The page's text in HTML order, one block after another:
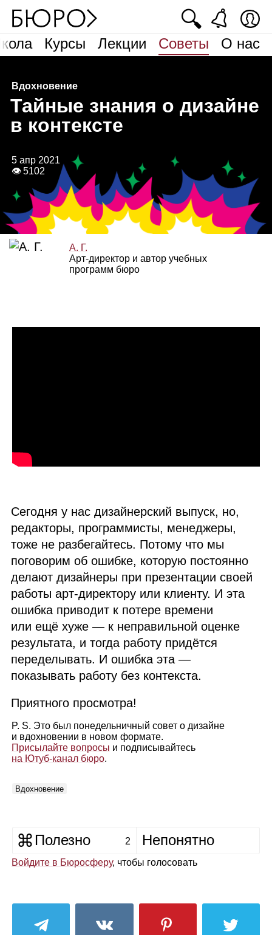
Курсы Лекции Советы О нас
🔍
Вдохновение
Тайные знания о дизайне
в контексте
5 апр 2021
👁 5102
А. Г.
Арт‑директор и автор учебных
программ бюро
Сегодня у нас дизайнерский выпуск, но,
редакторы, программисты, менеджеры,
тоже не разбегайтесь. Потому что мы
поговорим об ошибке, которую постоянно
делают дизайнеры при презентации своей
работы арт‑директору или клиенту. И эта
ошибка приводит к потере времени
или ещё хуже — к неправильной оценке
результата, и тогда работу придётся
переделывать. И ошибка эта —
показывать работу без контекста.
Приятного просмотра!
P. S. Это был понедельничный совет о дизайне
и вдохновении в новом формате.
Присылайте вопросы и подписывайтесь
на Ютуб‑канал бюро.
Вдохновение
Полезно 2 Непонятно
Войдите в Бюросферу, чтобы голосовать